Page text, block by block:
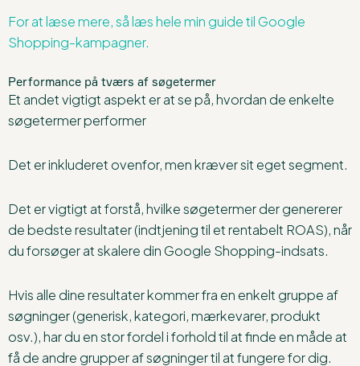
For at læse mere, så læs hele min guide til Google
Shopping-kampagner.
Performance på tværs af søgetermer
Et andet vigtigt aspekt er at se på, hvordan de enkelte
søgetermer performer
Det er inkluderet ovenfor, men kræver sit eget segment.
Det er vigtigt at forstå, hvilke søgetermer der genererer
de bedste resultater (indtjening til et rentabelt ROAS), når
du forsøger at skalere din Google Shopping-indsats.
Hvis alle dine resultater kommer fra en enkelt gruppe af
søgninger (generisk, kategori, mærkevarer, produkt
osv.), har du en stor fordel i forhold til at finde en måde at
få de andre grupper af søgninger til at fungere for dig.